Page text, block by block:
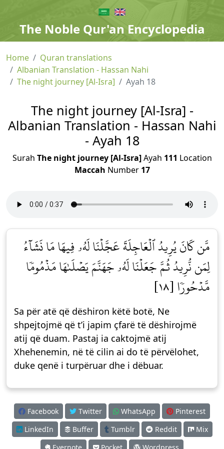
The Noble Qur'an Encyclopedia
Home
Quran translations
Albanian Translation - Hassan Nahi
The night journey [Al-Isra]
Ayah 18
The night journey [Al-Isra] -
Albanian Translation - Hassan Nahi
- Ayah 18
Surah The night journey [Al-Isra]Ayah 111 Location
Maccah Number 17
مَّن كَانَ يُرِيدُ ٱلۡعَاجِلَةَ عَجَّلۡنَا لَهُۥ فِيهَا مَا نَشَآءُ
لِمَن نُّرِيدُ ثُمَّ جَعَلۡنَا لَهُۥ جَهَنَّمَ يَصۡلَىٰهَا مَذۡمُومٗا
مَّدۡحُورٗا [١٨]
Sa për atë që dëshiron këtë botë, Ne
shpejtojmë që t’i japim çfarë të dëshirojmë
atij që duam. Pastaj ia caktojmë atij
Xhehenemin, në të cilin ai do të përvëlohet,
duke qenë i turpëruar dhe i dëbuar.
Facebook Twitter WhatsApp
Pinterest
LinkedIn
Buffer Tumblr Reddit
Mix